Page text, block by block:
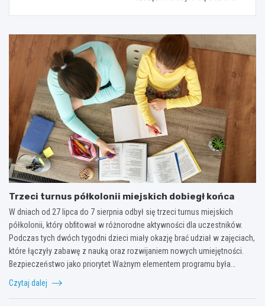
Trzeci turnus półkolonii miejskich dobiegł końca
W dniach od 27 lipca do 7 sierpnia odbył się trzeci turnus miejskich
półkolonii, który obfitował w różnorodne aktywności dla uczestników.
Podczas tych dwóch tygodni dzieci miały okazję brać udział w zajęciach,
które łączyły zabawę z nauką oraz rozwijaniem nowych umiejętności.
Bezpieczeństwo jako priorytet Ważnym elementem programu była…
Czytaj dalej